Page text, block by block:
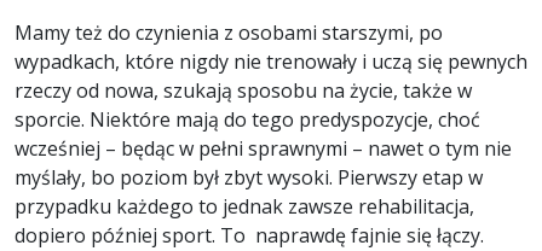
Mamy też do czynienia z osobami starszymi, po
wypadkach, które nigdy nie trenowały i uczą się pewnych
rzeczy od nowa, szukają sposobu na życie, także w
sporcie. Niektóre mają do tego predyspozycje, choć
wcześniej – będąc w pełni sprawnymi – nawet o tym nie
myślały, bo poziom był zbyt wysoki. Pierwszy etap w
przypadku każdego to jednak zawsze rehabilitacja,
dopiero później sport. To naprawdę fajnie się łączy.